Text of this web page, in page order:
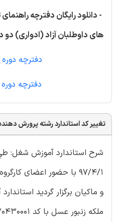
- دانلود رایگان دفترچه
های داوطلبان آزاد (ادواری) دو
دفترچه دوره
دفترچه دوره
تغییر کد استاندارد رشته پرورش
شرح استاندارد آموزش شغل:
97/4/1 با حضور اعضای
و ماکیان برگزار گرديد